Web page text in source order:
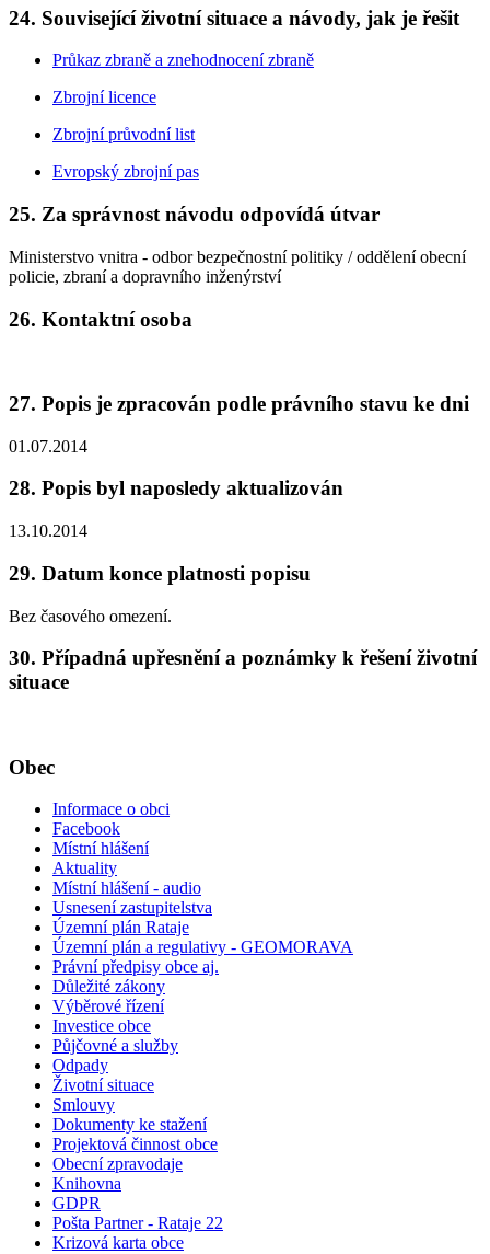
24. Související životní situace a návody, jak je řešit
Průkaz zbraně a znehodnocení zbraně
Zbrojní licence
Zbrojní průvodní list
Evropský zbrojní pas
25. Za správnost návodu odpovídá útvar
Ministerstvo vnitra - odbor bezpečnostní politiky / oddělení obecní
policie, zbraní a dopravního inženýrství
26. Kontaktní osoba
27. Popis je zpracován podle právního stavu ke dni
01.07.2014
28. Popis byl naposledy aktualizován
13.10.2014
29. Datum konce platnosti popisu
Bez časového omezení.
30. Případná upřesnění a poznámky k řešení životní
situace
Obec
Informace o obci
Facebook
Místní hlášení
Aktuality
Místní hlášení - audio
Usnesení zastupitelstva
Územní plán Rataje
Územní plán a regulativy - GEOMORAVA
Právní předpisy obce aj.
Důležité zákony
Výběrové řízení
Investice obce
Půjčovné a služby
Odpady
Životní situace
Smlouvy
Dokumenty ke stažení
Projektová činnost obce
Obecní zpravodaje
Knihovna
GDPR
Pošta Partner - Rataje 22
Krizová karta obce